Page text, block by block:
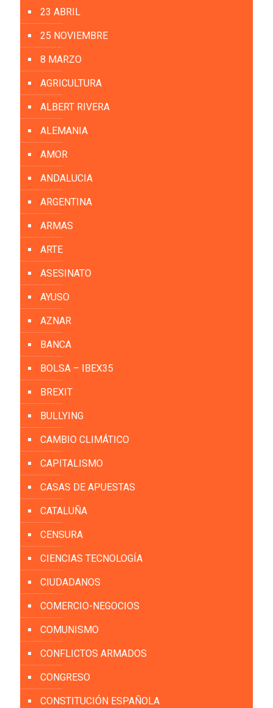
23 ABRIL
25 NOVIEMBRE
8 MARZO
AGRICULTURA
ALBERT RIVERA
ALEMANIA
AMOR
ANDALUCIA
ARGENTINA
ARMAS
ARTE
ASESINATO
AYUSO
AZNAR
BANCA
BOLSA – IBEX35
BREXIT
BULLYING
CAMBIO CLIMÁTICO
CAPITALISMO
CASAS DE APUESTAS
CATALUÑA
CENSURA
CIENCIAS TECNOLOGÍA
CIUDADANOS
COMERCIO-NEGOCIOS
COMUNISMO
CONFLICTOS ARMADOS
CONGRESO
CONSTITUCIÓN ESPAÑOLA